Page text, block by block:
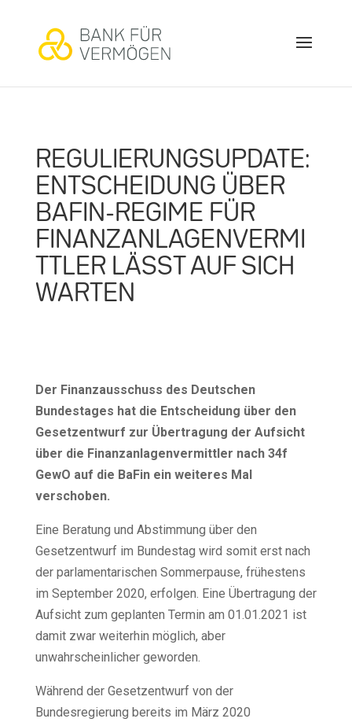
REGULIERUNGSUPDATE:
ENTSCHEIDUNG ÜBER
BAFIN-REGIME FÜR
FINANZANLAGENVERMI
TTLER LÄSST AUF SICH
WARTEN
Der Finanzausschuss des Deutschen
Bundestages hat die Entscheidung über den
Gesetzentwurf zur Übertragung der Aufsicht
über die Finanzanlagenvermittler nach 34f
GewO auf die BaFin ein weiteres Mal
verschoben.
Eine Beratung und Abstimmung über den
Gesetzentwurf im Bundestag wird somit erst nach
der parlamentarischen Sommerpause, frühestens
im September 2020, erfolgen. Eine Übertragung der
Aufsicht zum geplanten Termin am 01.01.2021 ist
damit zwar weiterhin möglich, aber
unwahrscheinlicher geworden.
Während der Gesetzentwurf von der
Bundesregierung bereits im März 2020